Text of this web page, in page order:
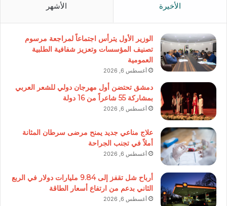
الأخيرة الأشهر
الوزير الأول يترأس اجتماعاً لمراجعة مرسوم
تصنيف المؤسسات وتعزيز شفافية الطلبية
العمومية
أغسطس 6, 2026
دمشق تحتضن أول مهرجان دولي للشعر العربي
بمشاركة 55 شاعراً من 16 دولة
أغسطس 6, 2026
علاج مناعي جديد يمنح مرضى سرطان المثانة
أملاً في تجنب الجراحة
أغسطس 6, 2026
أرباح شل تقفز إلى 9.84 مليارات دولار في الربع
الثاني بدعم من ارتفاع أسعار الطاقة
أغسطس 6, 2026